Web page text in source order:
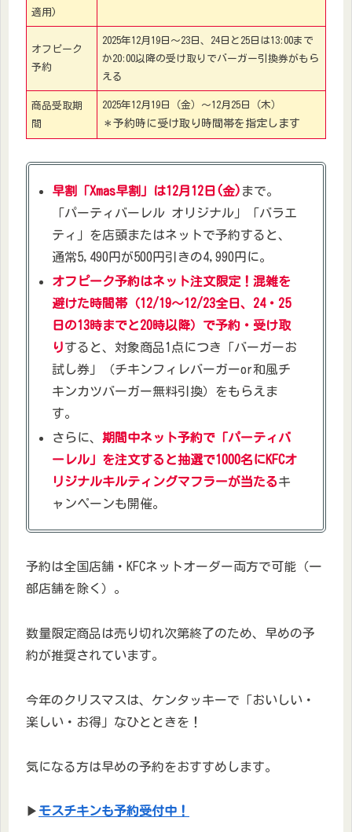
適用)
オフピーク
予約
2025年12月19日～23日、24日と25日は13:00まで
か20:00以降の受け取りでバーガー引換券がもら
える
商品受取期
間
2025年12月19日（金）～12月25日（木）
＊予約時に受け取り時間帯を指定します
早割「Xmas早割」は12月12日(金) まで。
「パーティバーレル オリジナル」「バラエ
ティ」を店頭またはネットで予約すると、
通常5,490円が500円引きの4,990円に。​
オフピーク予約はネット注文限定！混雑を
避けた時間帯（12/19～12/23全日、24・25
日の13時までと20時以降）で予約・受け取
りすると、対象商品1点につき「バーガーお
試し券」（チキンフィレバーガーor和風チ
キンカツバーガー無料引換）をもらえま
す。​
さらに、期間中ネット予約で「パーティバ
ーレル」を注文すると抽選で1000名にKFCオ
リジナルキルティングマフラーが当たるキ
ャンペーンも開催。​
予約は全国店舗・KFCネットオーダー両方で可能（一
部店舗を除く）。
数量限定商品は売り切れ次第終了のため、早めの予
約が推奨されています。​
今年のクリスマスは、ケンタッキーで「おいしい・
楽しい・お得」なひとときを！
気になる方は早めの予約をおすすめします。
▶ モスチキンも予約受付中！